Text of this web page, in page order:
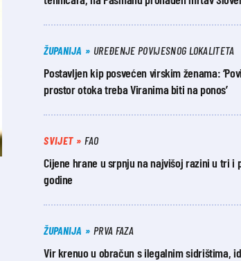
ŽUPANIJA UREĐENJE POVIJESNOG LOKALITETA
Postavljen kip posvećen virskim ženama:
prostor otoka treba Viranima biti na ponos’
SVIJET FAO
Cijene hrane u srpnju na najvišoj razini u tri i
godine
ŽUPANIJA PRVA FAZA
Vir krenuo u obračun s ilegalnim sidrištima,